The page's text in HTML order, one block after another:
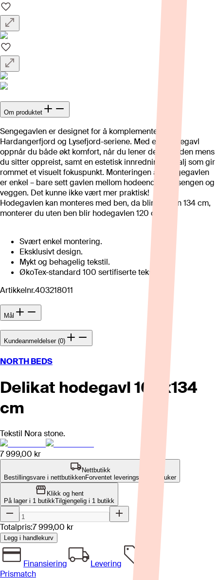
Om produktet
Sengegavlen er designet for å komplementere
Hardangerfjord og Lysefjord-seriene. Med en sengegavl
oppnår du både økt komfort, når du lener deg mot den mens
du sitter oppreist, samt en estetisk innredningsdetalj som gir
rommet et visuelt fokuspunkt. Monteringen av sengegavlen
er enkel – bare sett gavlen mellom hodeenden på sengen og
veggen. Det kunne ikke vært mer praktisk!
Hodegavlen kan monteres med ben, da blir høyden 134 cm,
monterer du uten ben blir hodegavlen 120 cm høy.
Svært enkel montering.
Eksklusivt design.
Mykt og behagelig tekstil.
ØkoTex-standard 100 sertifiserte tekstiler.
Artikkelnr.403218011
Mål
Kundeanmeldelser (0)
NORTH BEDS
Delikat hodegavl 160x134
cm
Tekstil Nora stone.
7 999,00 kr
Nettbutikk
Bestillingsvare i nettbutikkenForventet leveringstid: 8-12 uker
Klikk og hent
På lager i 1 butikkTilgjengelig i 1 butikk
Totalpris:7 999,00 kr
Legg i handlekurv
Finansiering
Levering
Prismatch